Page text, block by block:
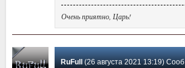
Очень приятно, Царь!
RuFull (26 августа 2021 13:19) Сообщение #251